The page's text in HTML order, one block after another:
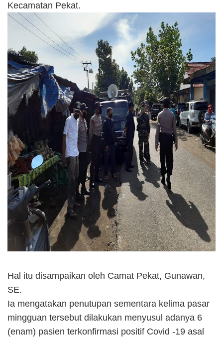
Kecamatan Pekat.
Hal itu disampaikan oleh Camat Pekat, Gunawan,
SE.
Ia mengatakan penutupan sementara kelima pasar
mingguan tersebut dilakukan menyusul adanya 6
(enam) pasien terkonfirmasi positif Covid -19 asal